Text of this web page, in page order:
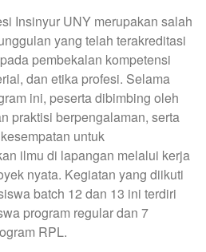
Insinyur UNY merupakan salah
yang telah terakreditasi
pembekalan kompetensi
dan etika profesi. Selama
ini, peserta dibimbing oleh
praktisi berpengalaman, serta
untuk
ilmu di lapangan melalui kerja
nyata. Kegiatan yang diikuti
batch 12 dan 13 ini terdiri
program regular dan 7
RPL.